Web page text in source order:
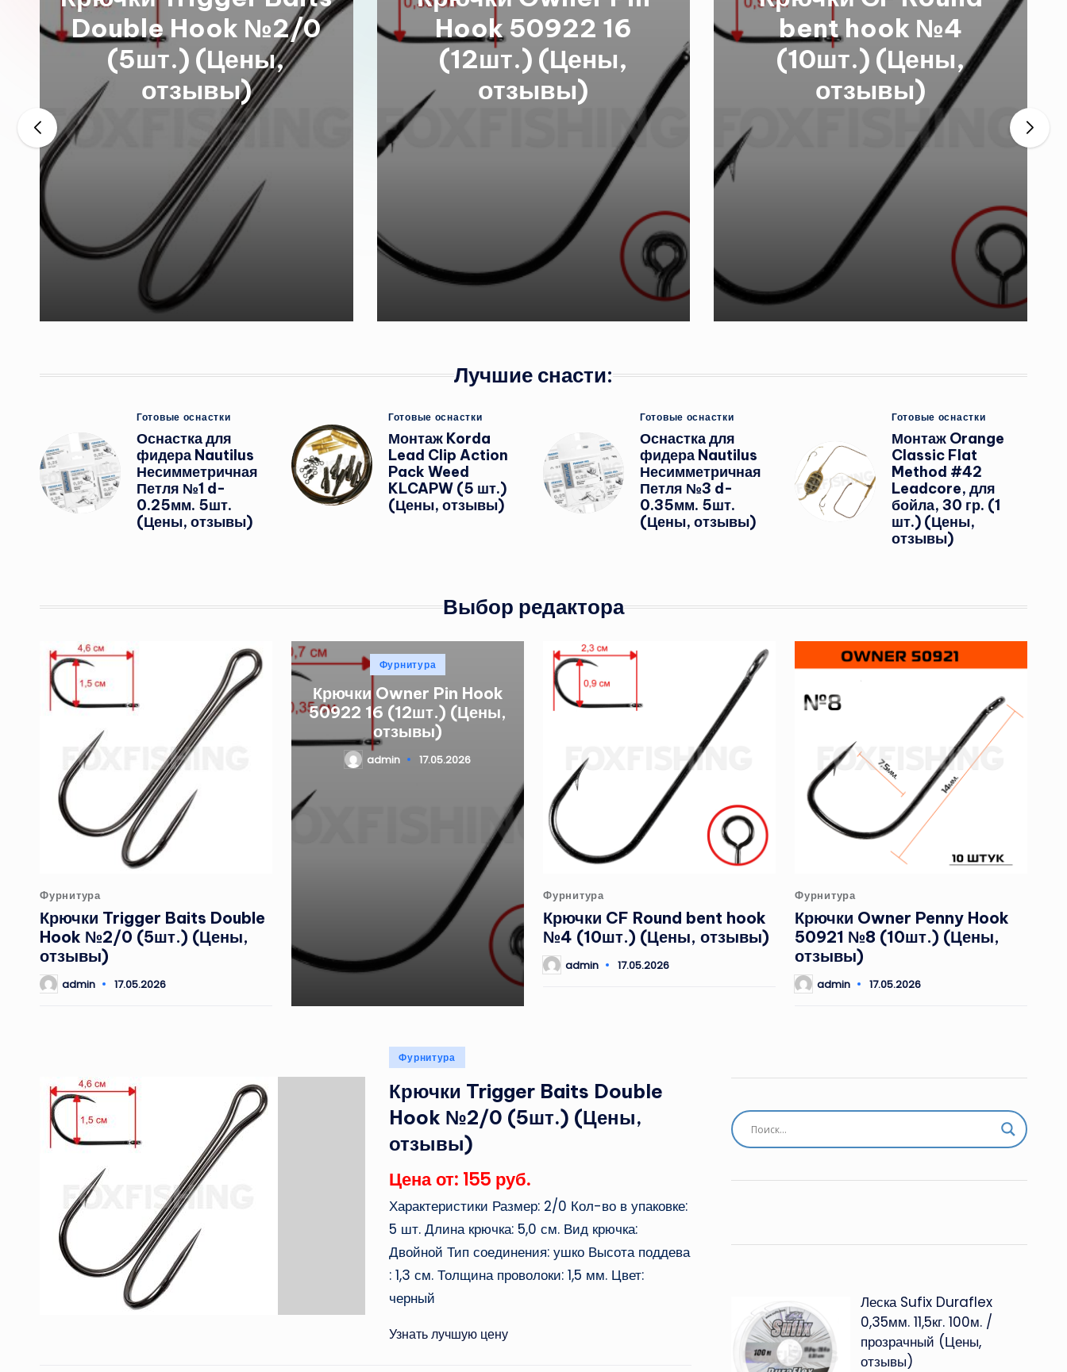
Hook 50922 16
(12шт.) (Цены,
отзывы)
bent hook №4
(10шт.) (Цены,
отзывы)
Hook 50921 №8
(10шт.) (Цены,
отзывы)
Лучшие снасти:
Опубликовано
в
Готовые оснастки
Оснастка для
фидера Nautilus
Несимметричная
Петля №1 d-
0.25мм. 5шт.
(Цены, отзывы)
Опубликовано
в
Готовые оснастки
Монтаж Korda
Lead Clip Action
Pack Weed
KLCAPW (5 шт.)
(Цены, отзывы)
Опубликовано
в
Готовые оснастки
Оснастка для
фидера Nautilus
Несимметричная
Петля №3 d-
0.35мм. 5шт.
(Цены, отзывы)
Опубликовано
в
Готовые оснастки
Монтаж Orange
Classic Flat
Method #42
Leadcore, для
бойла, 30 гр. (1
шт.) (Цены,
отзывы)
Выбор редактора
Опубликовано
в
Фурнитура
Крючки Trigger Baits Double
Hook №2/0 (5шт.) (Цены,
отзывы)
Записьadmin 17.05.2026
Опубликовано
в
Фурнитура
Крючки Owner Pin Hook
50922 16 (12шт.) (Цены,
отзывы)
Записьadmin 17.05.2026
Опубликовано
в
Фурнитура
Крючки CF Round bent hook
№4 (10шт.) (Цены, отзывы)
Записьadmin 17.05.2026
Опубликовано
в
Фурнитура
Крючки Owner Penny Hook
50921 №8 (10шт.) (Цены,
отзывы)
Записьadmin 17.05.2026
Опубликовано
Фурнитура
Крючки Trigger Baits Double
Hook №2/0 (5шт.) (Цены,
отзывы)
Цена от: 155 руб.
Характеристики Размер: 2/0 Кол-во в упаковке:
5 шт. Длина крючка: 5,0 см. Вид крючка:
Двойной Тип соединения: ушко Высота поддева
: 1,3 см. Толщина проволоки: 1,5 мм. Цвет:
черный
Узнать лучшую цену
Леска Sufix Duraflex
0,35мм. 11,5кг. 100м. /
прозрачный (Цены,
отзывы)